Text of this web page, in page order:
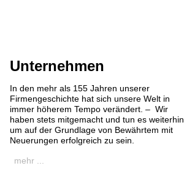
Unternehmen
In den mehr als 155 Jahren unserer
Firmengeschichte hat sich unsere Welt in
immer höherem Tempo verändert. – Wir
haben stets mitgemacht und tun es weiterhin,
um auf der Grundlage von Bewährtem mit
Neuerungen erfolgreich zu sein.
mehr ...